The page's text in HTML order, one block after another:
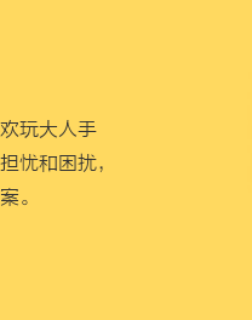
玩大人手
忧和困扰，
。